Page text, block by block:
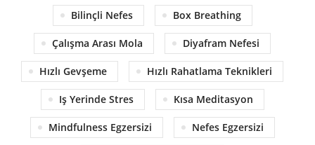
Bilinçli Nefes Box Breathing
Çalışma Arası Mola Diyafram Nefesi
Hızlı Gevşeme Hızlı Rahatlama Teknikleri
Iş Yerinde Stres Kısa Meditasyon
Mindfulness Egzersizi Nefes Egzersizi